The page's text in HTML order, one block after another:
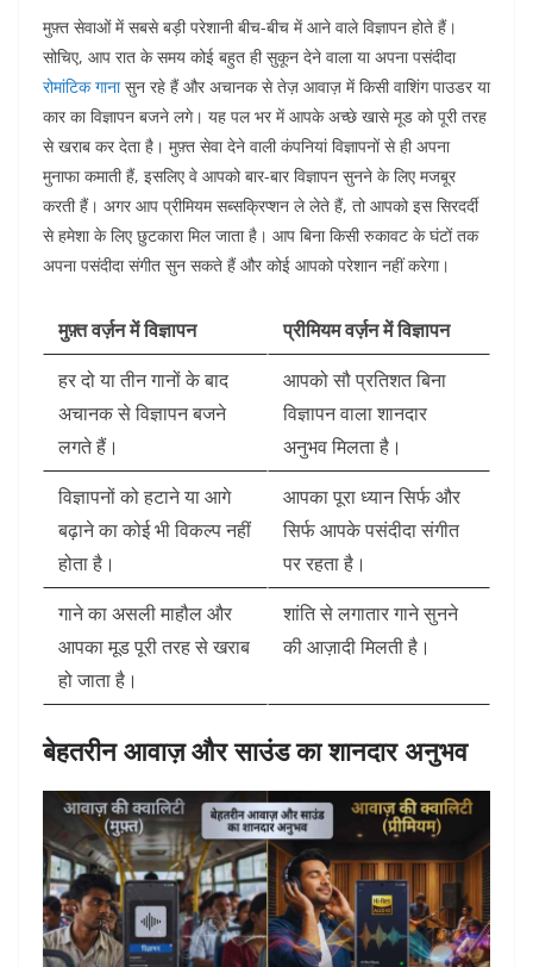
मुफ़्त सेवाओं में सबसे बड़ी परेशानी बीच-बीच में आने वाले विज्ञापन होते हैं।
सोचिए, आप रात के समय कोई बहुत ही सुकून देने वाला या अपना पसंदीदा
रोमांटिक गानासुन रहे हैं और अचानक से तेज़ आवाज़ में किसी वाशिंग पाउडर या
कार का विज्ञापन बजने लगे। यह पल भर में आपके अच्छे खासे मूड को पूरी तरह
से खराब कर देता है। मुफ़्त सेवा देने वाली कंपनियां विज्ञापनों से ही अपना
मुनाफा कमाती हैं, इसलिए वे आपको बार-बार विज्ञापन सुनने के लिए मजबूर
करती हैं। अगर आप प्रीमियम सब्सक्रिप्शन ले लेते हैं, तो आपको इस सिरदर्दी
से हमेशा के लिए छुटकारा मिल जाता है। आप बिना किसी रुकावट के घंटों तक
अपना पसंदीदा संगीत सुन सकते हैं और कोई आपको परेशान नहीं करेगा।
मुफ़्त वर्ज़न में विज्ञापन
प्रीमियम वर्ज़न में विज्ञापन
हर दो या तीन गानों के बाद
अचानक से विज्ञापन बजने
लगते हैं।
आपको सौ प्रतिशत बिना
विज्ञापन वाला शानदार
अनुभव मिलता है।
विज्ञापनों को हटाने या आगे
बढ़ाने का कोई भी विकल्प नहीं
होता है।
आपका पूरा ध्यान सिर्फ और
सिर्फ आपके पसंदीदा संगीत
पर रहता है।
गाने का असली माहौल और
आपका मूड पूरी तरह से खराब
हो जाता है।
शांति से लगातार गाने सुनने
की आज़ादी मिलती है।
बेहतरीन आवाज़ और साउंड का शानदार अनुभव